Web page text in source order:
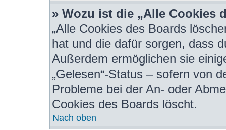
» Wozu ist die „Alle Cookies
„Alle Cookies des Boards
hat und die dafür sorgen, dass
Außerdem ermöglichen sie
„Gelesen“-Status – sofern von
Probleme bei der An- oder
Cookies des Boards löscht.
Nach oben